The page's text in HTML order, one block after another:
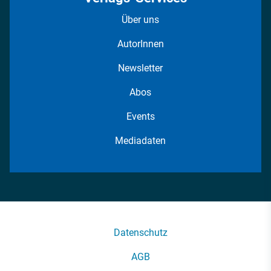
Über uns
AutorInnen
Newsletter
Abos
Events
Mediadaten
Datenschutz
AGB